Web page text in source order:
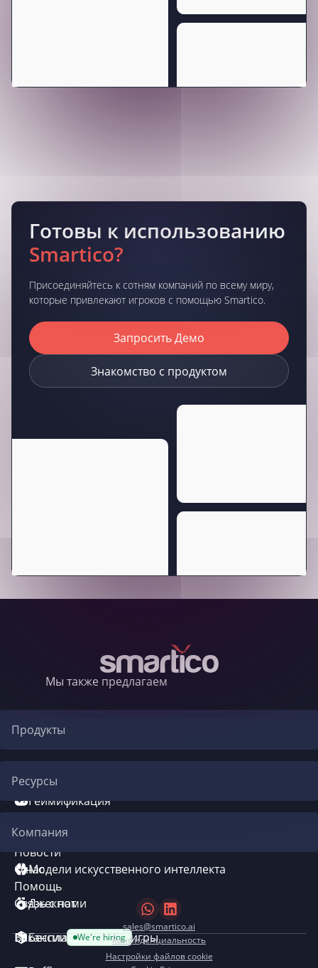
Готовы к использованию
Smartico?
Присоединяйтесь к сотням компаний по всему миру,
которые привлекают игроков с помощью Smartico.
Запросить Демо
Знакомство с продуктом
Мы также предлагаем
Продукты
Геймификация
Система бонусов
Модели искусственного интеллекта
Джекпот
Бесплатные мини-игры
Ресурсы
Новости
Помощь
Компания
О нас
Связь с нами
Вакансии We're hiring
Настройки файлов cookie
Конфиденциальность
sales@smartico.ai